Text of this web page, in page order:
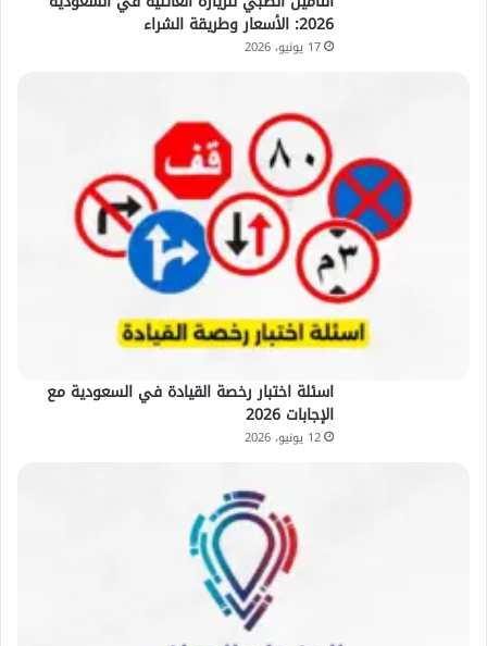
2026: الأسعار وطريقة الشراء
17 يونيو، 2026
اسئلة اختبار رخصة القيادة في السعودية مع
الإجابات 2026
12 يونيو، 2026